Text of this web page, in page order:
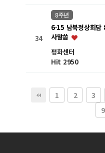
34
8주년
6·15 남북정상회담
사말씀
평화센터
Hit 2950
1 2 3
9